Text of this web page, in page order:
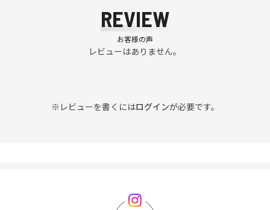
REVIEW
お客様の声
レビューはありません。
※レビューを書くにはログインが必要です。